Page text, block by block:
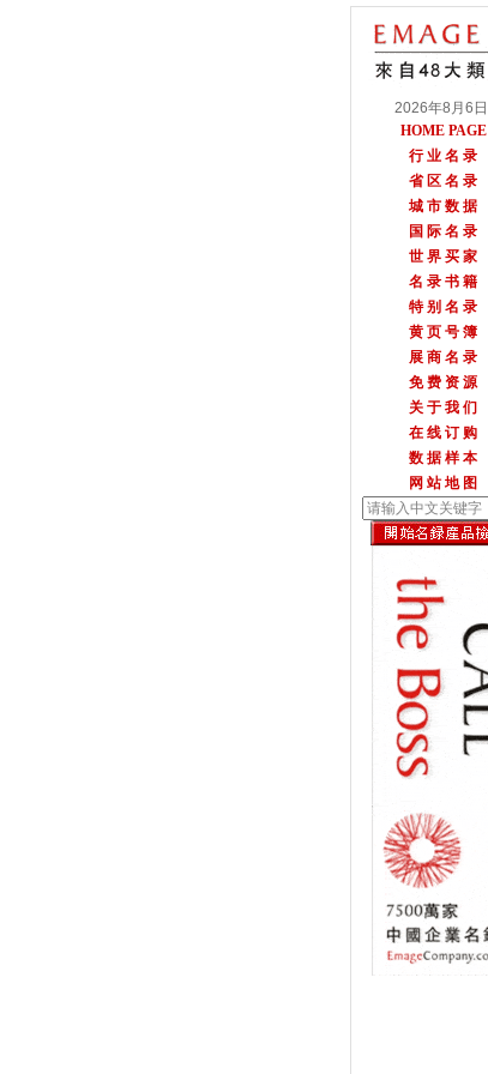
2026年8月6日
HOME PAGE
行 业 名 录
省 区 名 录
城 市 数 据
国 际 名 录
世 界 买 家
名 录 书 籍
特 别 名 录
黄 页 号 簿
展 商 名 录
免 费 资 源
关 于 我 们
在 线 订 购
数 据 样 本
网 站 地 图